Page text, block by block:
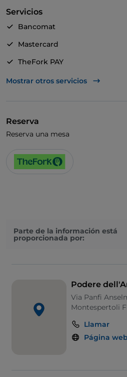
Servicios
Bancomat
Mastercard
TheFork PAY
UnionPay via TheFork PAY
Se admiten animales
Se habla inglés
Mostrar otros servicios
Reserva
Reserva una mesa
Parte de la información está
proporcionada por:
Podere
Via Panfi
Montespertoli
Llamar
Página web